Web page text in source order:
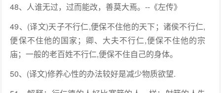
48、人谁无过，过而能改，善莫大焉。--《左传》
49、(译文)天子不行仁,便保不住他的天下；诸侯不行仁,
便保不住他的国家；卿、大夫不行仁,便保不住他的宗
庙；一般的老百姓不行仁,便保不住自己的身体。
50、(译文)修养心性的办法较好是减少物质欲望.